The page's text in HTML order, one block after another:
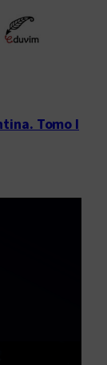
Tomo I